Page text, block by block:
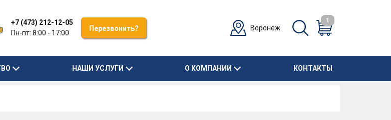
+7 (473) 212-12-05
Пн-пт: 8:00 - 17:00
Перезвонить? Воронеж
1
НАШИ УСЛУГИ О КОМПАНИИ КОНТАКТЫ